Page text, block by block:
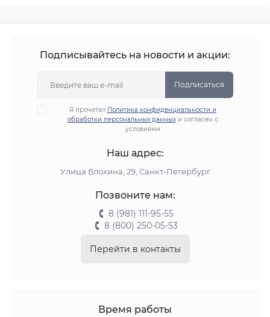
Подписывайтесь на новости и акции:
Подписаться
Я прочитал Политика конфиденциальности и
обработки персональных данныхи согласен с
условиями
Наш адрес:
Улица Блохина, 29, Санкт-Петербург
Позвоните нам:
8 (981) 111-95-55
8 (800) 250-05-53
Перейти в контакты
Время работы